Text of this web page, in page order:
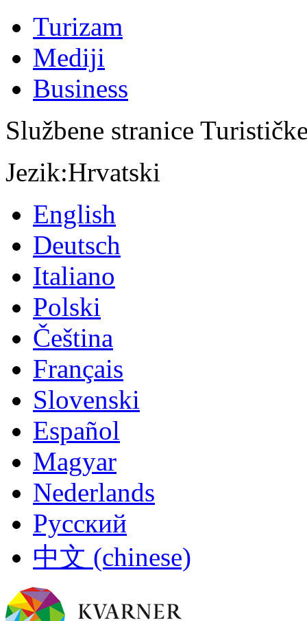
Turizam
Mediji
Business
Službene stranice
Jezik:Hrvatski
English
Deutsch
Italiano
Polski
Čeština
Français
Slovenski
Español
Magyar
Nederlands
Русский
中文 (chinese)